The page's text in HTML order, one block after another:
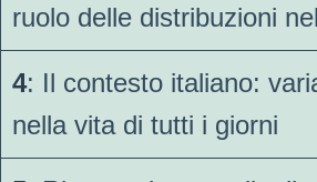
ruolo delle distribuzioni
4: Il contesto italiano:
nella vita di tutti i giorni